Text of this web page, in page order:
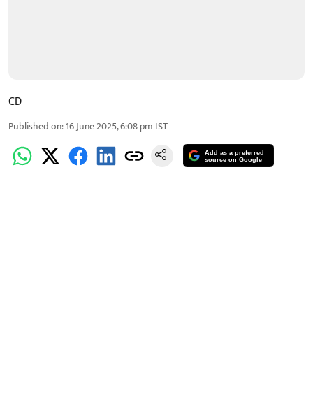
CD
Published on:16 June 2025, 6:08 pm IST
Add as a preferred
source on Google